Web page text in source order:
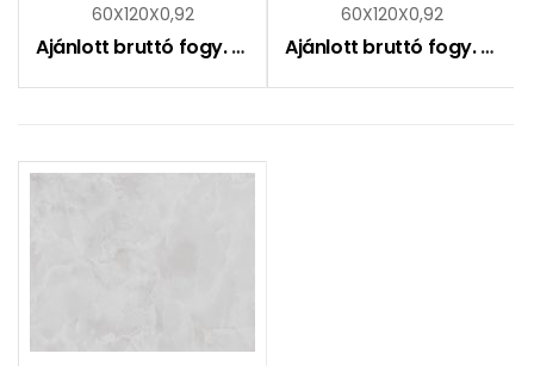
60X120X0,92
Ajánlott bruttó fogy. ár: 9490Ft
60X120X0,92
Ajánlott bruttó fogy. ár: